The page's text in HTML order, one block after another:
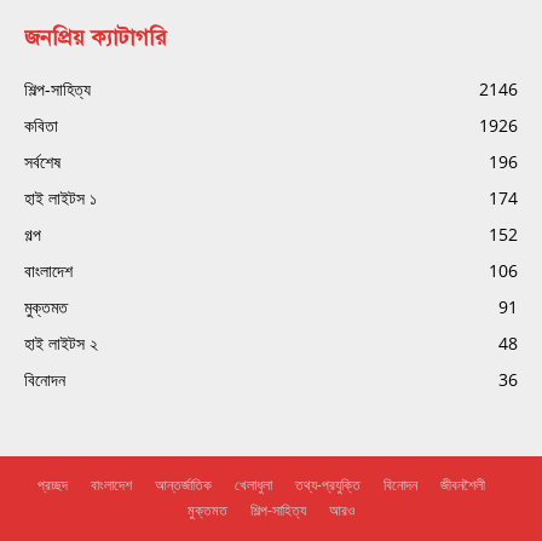
জনপ্রিয় ক্যাটাগরি
শিল্প-সাহিত্য
2146
কবিতা
1926
সর্বশেষ
196
হাই লাইটস ১
174
গল্প
152
বাংলাদেশ
106
মুক্তমত
91
হাই লাইটস ২
48
বিনোদন
36
প্রচ্ছদ বাংলাদেশ আন্তর্জাতিক খেলাধুলা তথ্য-প্রযুক্তি বিনোদন
জীবনশৈলী
মুক্তমত
শিল্প-সাহিত্য আরও